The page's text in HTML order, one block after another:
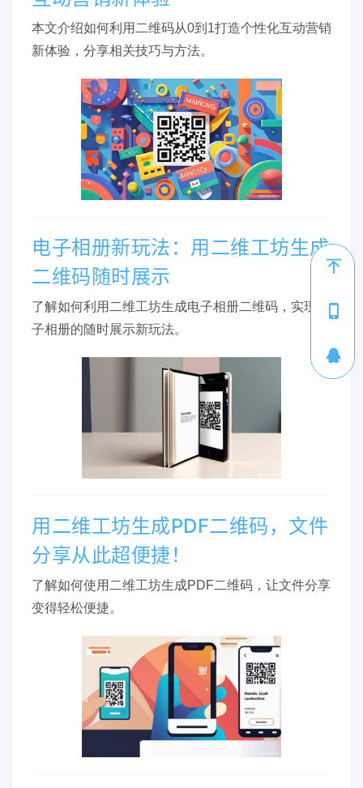
本文介绍如何利用二维码从0到1打造个性化互动营销
新体验，分享相关技巧与方法。
电子相册新玩法：用二维工坊生成
二维码随时展示
了解如何利用二维工坊生成电子相册二维码，实现电
子相册的随时展示新玩法。
用二维工坊生成PDF二维码，文件
分享从此超便捷！
了解如何使用二维工坊生成PDF二维码，让文件分享
变得轻松便捷。